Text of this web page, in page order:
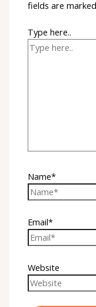
fields are
Type here..
Name*
Email*
Website